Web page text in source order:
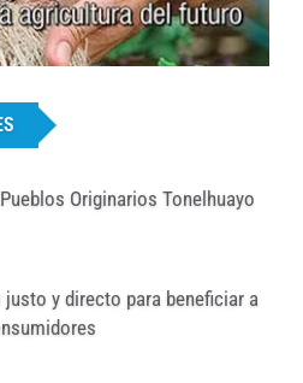
Originarios Tonelhuayo
justo y directo para beneficiar a